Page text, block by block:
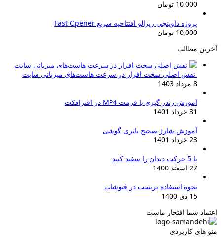
بود. 10,000 تومان
پروژه داوینچی ریزالو افتتاحیه سریع Fast Opener
10,000 تومان
مطالب
نقش اصلی سخت افزار در سرعت هاست‌های میزبانی سایت
آموزش رندر گیری با فرمت MP4 در افترافکت
31 خرداد 1401
آموزش شارژ صحیح باتری گوشی
23 خرداد 1401
27 اسفند 1400
نحوه استفاده پریست در فتوشاپ
15 دی 1400
شما افتخار ماست
های کاربردی